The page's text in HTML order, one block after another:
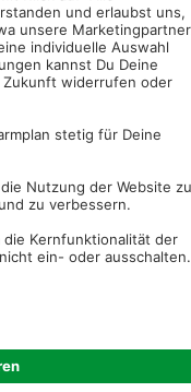
starten
& Hilfe